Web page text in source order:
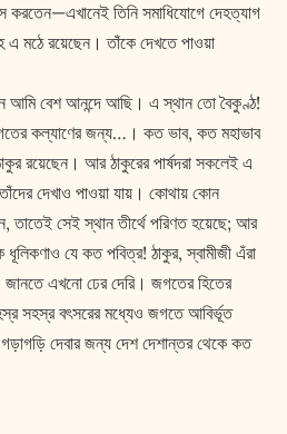
করতেন—এখানেই তিনি সমাধিযোগে দেহত্যাগ
এ মঠে রয়েছেন। তাঁকে দেখতে পাওয়া
আমি বেশ আনন্দে আছি। এ স্থান তো বৈকুণ্ঠ!
কল্যাণের জন্য…। কত ভাব, কত মহাভাব
রয়েছেন। আর ঠাকুরের পার্ষদরা সকলেই এ
দেখাও পাওয়া যায়। কোথায় কোন
তাতেই সেই স্থান তীর্থে পরিণত হয়েছে; আর
যে কত পবিত্র! ঠাকুর, স্বামীজী এঁরা
এখনো ঢের দেরি। জগতের হিতের
সহস্র বৎসরের মধ্যেও জগতে আবির্ভূত
দেবার জন্য দেশ দেশান্তর থেকে কত